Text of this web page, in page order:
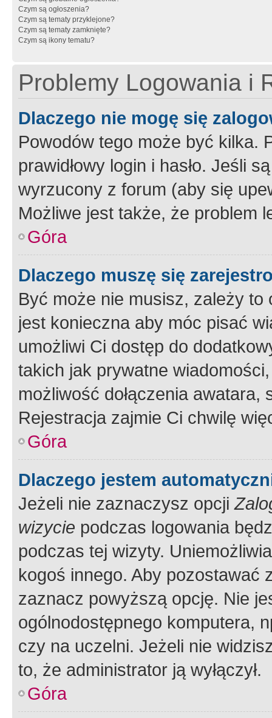
Czym są ogłoszenia?
Czym są tematy przyklejone?
Czym są tematy zamknięte?
Czym są ikony tematu?
Problemy Logowania i
Dlaczego nie mogę się
Powodów tego może być kilka.
prawidłowy login i hasło. Jeśli
wyrzucony z forum (aby się
Możliwe jest także, że problem
Góra
Dlaczego muszę się
Być może nie musisz, zależy
jest konieczna aby móc pisać
umożliwi Ci dostęp do
takich jak prywatne
możliwość dołączenia
Rejestracja zajmie Ci chwilę
Góra
Dlaczego jestem
Jeżeli nie zaznaczysz opcji
wizycie podczas logowania
podczas tej wizyty.
kogoś innego. Aby pozostawać
zaznacz powyższą opcję. Nie
ogólnodostępnego komputera,
czy na uczelni. Jeżeli nie
to, że administrator ją wyłączył.
Góra